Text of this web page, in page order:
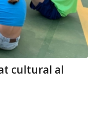
cultural al